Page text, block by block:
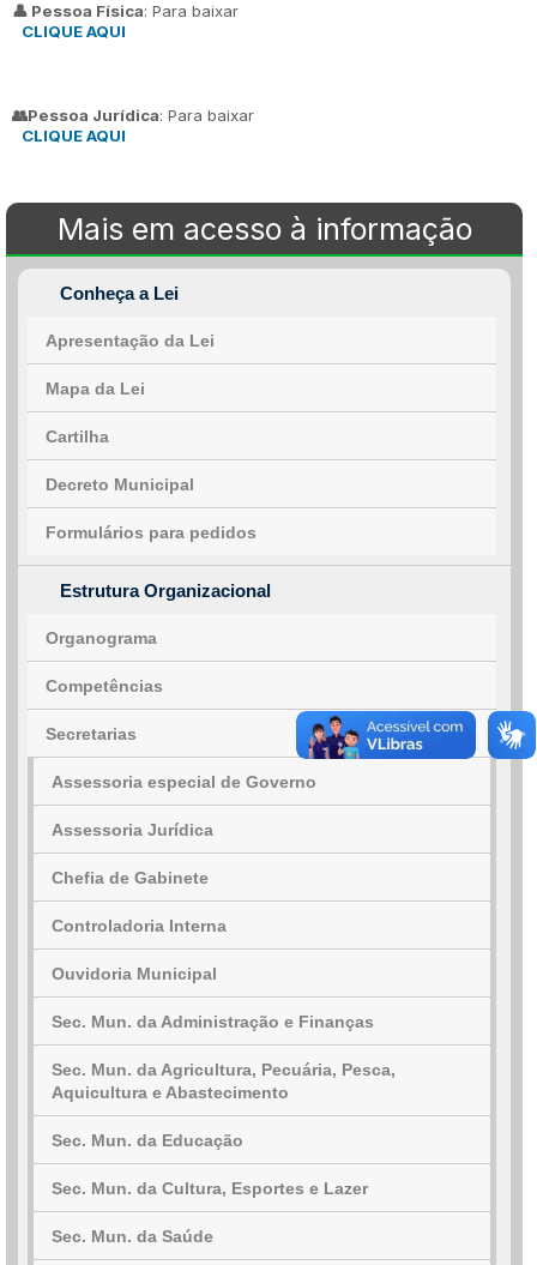
👤 Pessoa Física: Para baixar
CLIQUE AQUI
👥Pessoa Jurídica: Para baixar
CLIQUE AQUI
Mais em acesso à informação
Conheça a Lei
Apresentação da Lei
Mapa da Lei
Cartilha
Decreto Municipal
Formulários para pedidos
Estrutura Organizacional
Organograma
Competências
Secretarias
Assessoria especial de Governo
Assessoria Jurídica
Chefia de Gabinete
Controladoria Interna
Ouvidoria Municipal
Sec. Mun. da Administração e Finanças
Sec. Mun. da Agricultura, Pecuária, Pesca,
Aquicultura e Abastecimento
Sec. Mun. da Educação
Sec. Mun. da Cultura, Esportes e Lazer
Sec. Mun. da Saúde